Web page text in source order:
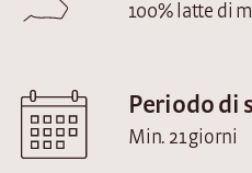
100% latte di
Periodo di
Min. 21 giorni